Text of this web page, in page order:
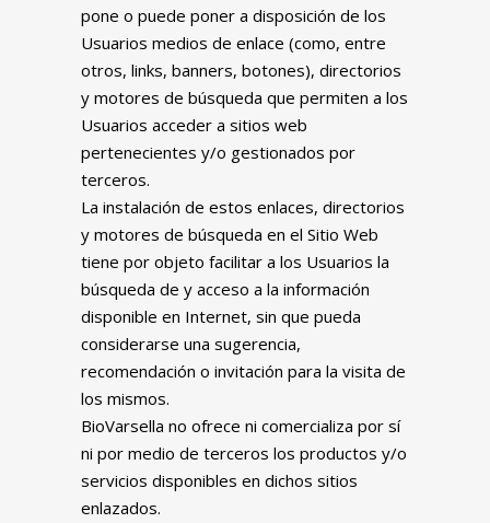
pone o puede poner a disposición de los
Usuarios medios de enlace (como, entre
otros, links, banners, botones), directorios
y motores de búsqueda que permiten a los
Usuarios acceder a sitios web
pertenecientes y/o gestionados por
terceros.
La instalación de estos enlaces, directorios
y motores de búsqueda en el Sitio Web
tiene por objeto facilitar a los Usuarios la
búsqueda de y acceso a la información
disponible en Internet, sin que pueda
considerarse una sugerencia,
recomendación o invitación para la visita de
los mismos.
BioVarsella no ofrece ni comercializa por sí
ni por medio de terceros los productos y/o
servicios disponibles en dichos sitios
enlazados.